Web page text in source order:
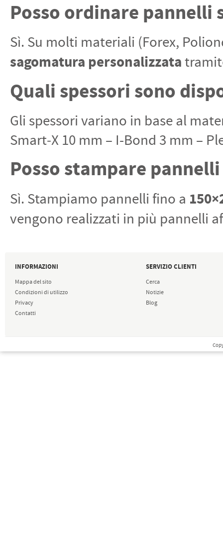
Posso ordinare pannelli
Sì. Su molti materiali (Forex,
sagomatura personalizzata
Quali spessori sono
Gli spessori variano in base al
Smart‑X 10 mm – I-Bond 3 mm –
Posso stampare
Sì. Stampiamo pannelli fino a
vengono realizzati in più pannelli
INFORMAZIONI
Mappa del sito
Condizioni di utilizzo
Privacy
Contatti
SERVIZIO CLIENTI
Cerca
Notizie
Blog